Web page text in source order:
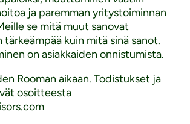
ja paremman yritystoiminnan
se mitä muut sanovat
tärkeämpää kuin mitä sinä sanot.
on asiakkaiden onnistumista.
Rooman aikaan. Todistukset ja
osoitteesta